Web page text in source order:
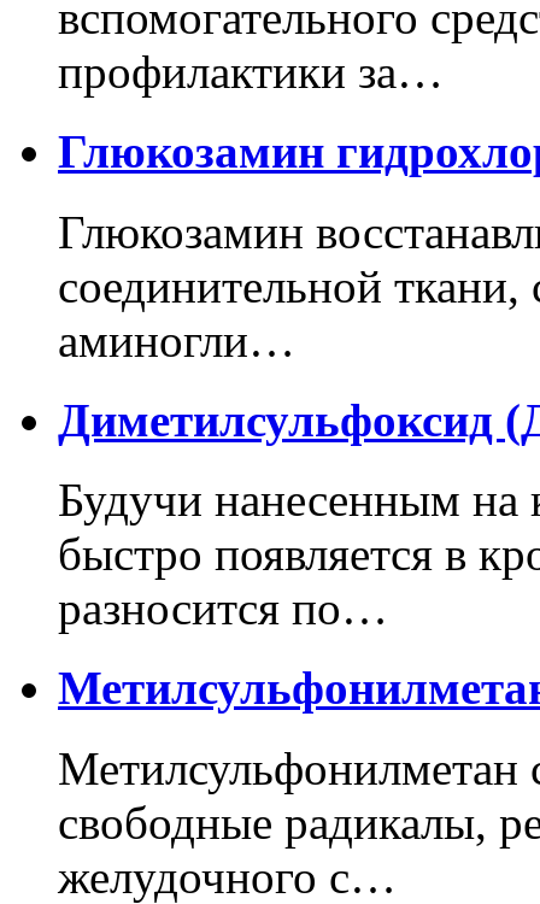
вспомогательного
профилактики за…
Глюкозамин
Глюкозамин
соединительной ткани,
аминогли…
Диметилсульфоксид
Будучи нанесенным на
быстро появляется в
разносится по…
Метилсульфонилметан
свободные радикалы,
желудочного с…